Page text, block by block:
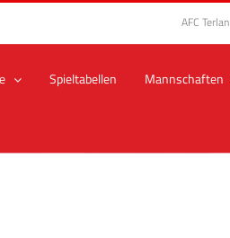
AFC Terlan
Spieltabellen Mannschaften